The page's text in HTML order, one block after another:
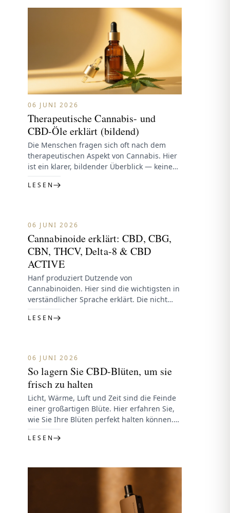
06 JUNI 2026
Therapeutische Cannabis- und
CBD-Öle erklärt (bildend)
Die Menschen fragen sich oft nach dem
therapeutischen Aspekt von Cannabis. Hier
ist ein klarer, bildender Überblick — keine
medizinischen Ratschläge.CBD-ÖleFull-
Spectrum enthält CBD sowie…
LESEN
06 JUNI 2026
Cannabinoide erklärt: CBD, CBG,
CBN, THCV, Delta-8 & CBD
ACTIVE
Hanf produziert Dutzende von
Cannabinoiden. Hier sind die wichtigsten in
verständlicher Sprache erklärt. Die nicht
berauschendenCBD — der Star von Hanf,
beruhigend und klar.…
LESEN
06 JUNI 2026
So lagern Sie CBD-Blüten, um sie
frisch zu halten
Licht, Wärme, Luft und Zeit sind die Feinde
einer großartigen Blüte. Hier erfahren Sie,
wie Sie Ihre Blüten perfekt halten können.
Die idealen BedingungenKühl…
LESEN